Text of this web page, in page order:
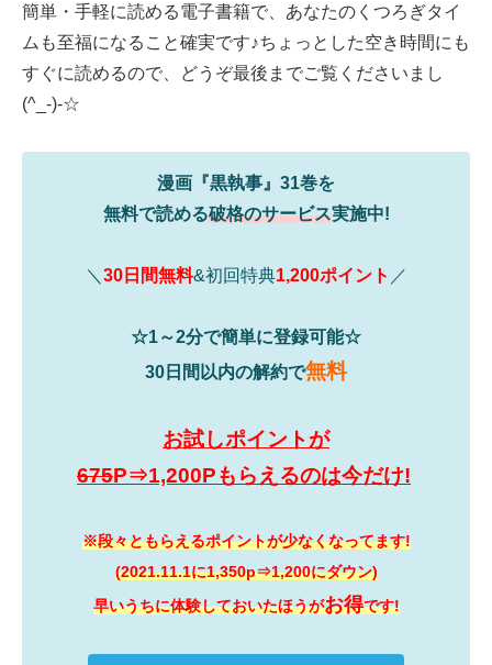
簡単・手軽に読める電子書籍で、あなたのくつろぎタイ
ムも至福になること確実です♪ちょっとした空き時間にも
すぐに読めるので、どうぞ最後までご覧くださいまし
(^_-)-☆
漫画『黒執事』31巻を
無料で読める破格のサービス実施中!
＼ 30日間無料&初回特典1,200ポイント ／
☆1～2分で簡単に登録可能☆
30日間以内の解約で無料
お試しポイントが
675P⇒1,200Pもらえるのは今だけ!
※段々ともらえるポイントが少なくなってます!
(2021.11.1に1,350p⇒1,200にダウン)
早いうちに体験しておいたほうがお得です!